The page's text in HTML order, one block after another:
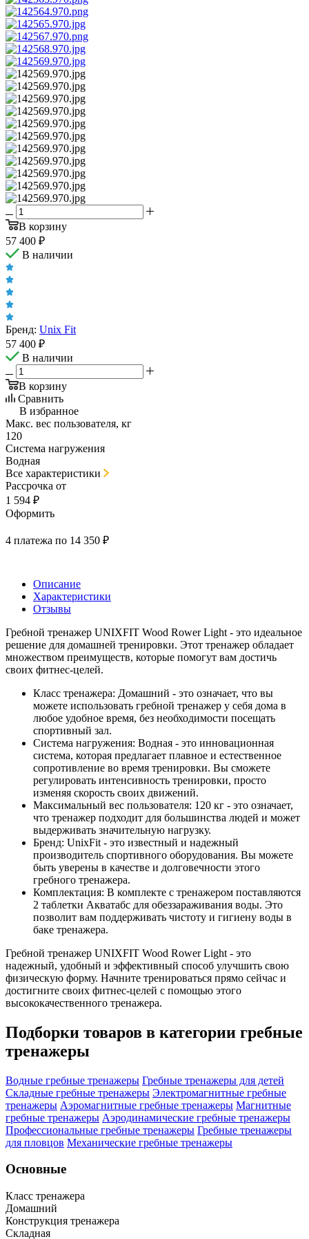
В корзину
57 400 ₽
В наличии
Бренд: Unix Fit
57 400 ₽
В наличии
В корзину
Сравнить
В избранное
Макс. вес пользователя, кг
120
Система нагружения
Водная
Все характеристики
Рассрочка от
1 594 ₽
Оформить
4 платежа по 14 350 ₽
Описание
Характеристики
Отзывы
Гребной тренажер UNIXFIT Wood Rower Light - это идеальное
решение для домашней тренировки. Этот тренажер обладает
множеством преимуществ, которые помогут вам достичь
своих фитнес-целей.
Класс тренажера: Домашний - это означает, что вы
можете использовать гребной тренажер у себя дома в
любое удобное время, без необходимости посещать
спортивный зал.
Система нагружения: Водная - это инновационная
система, которая предлагает плавное и естественное
сопротивление во время тренировки. Вы сможете
регулировать интенсивность тренировки, просто
изменяя скорость своих движений.
Максимальный вес пользователя: 120 кг - это означает,
что тренажер подходит для большинства людей и может
выдерживать значительную нагрузку.
Бренд: UnixFit - это известный и надежный
производитель спортивного оборудования. Вы можете
быть уверены в качестве и долговечности этого
гребного тренажера.
Комплектация: В комплекте с тренажером поставляются
2 таблетки Акватабс для обеззараживания воды. Это
позволит вам поддерживать чистоту и гигиену воды в
баке тренажера.
Гребной тренажер UNIXFIT Wood Rower Light - это
надежный, удобный и эффективный способ улучшить свою
физическую форму. Начните тренироваться прямо сейчас и
достигните своих фитнес-целей с помощью этого
высококачественного тренажера.
Подборки товаров в категории гребные
тренажеры
Водные гребные тренажеры Гребные тренажеры для детей
Складные гребные тренажеры Электромагнитные гребные
тренажеры Аэромагнитные гребные тренажеры Магнитные
гребные тренажеры Аэродинамические гребные тренажеры
Профессиональные гребные тренажеры Гребные тренажеры
для пловцов Механические гребные тренажеры
Основные
Класс тренажера
Домашний
Конструкция тренажера
Складная